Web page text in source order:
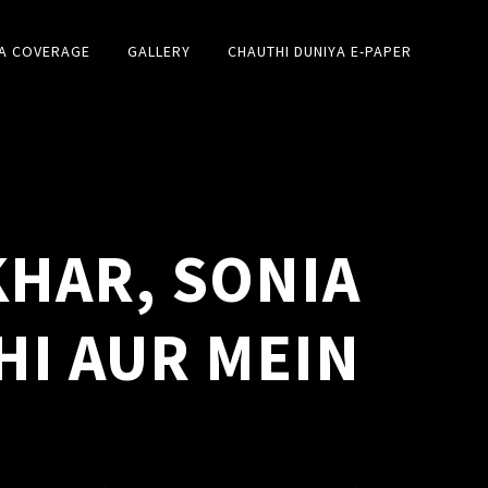
COVERAGE GALLERY CHAUTHI DUNIYA E-PAPER
SONIA
AUR MEIN